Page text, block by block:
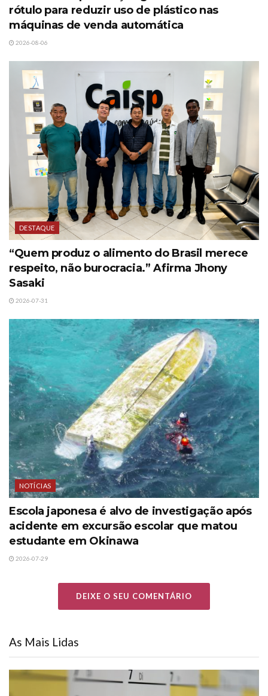
rótulo para reduzir uso de plástico nas
máquinas de venda automática
2026-08-06
DESTAQUE
“Quem produz o alimento do Brasil merece
respeito, não burocracia.” Afirma Jhony
Sasaki
2026-07-31
NOTÍCIAS
Escola japonesa é alvo de investigação após
acidente em excursão escolar que matou
estudante em Okinawa
2026-07-29
DEIXE O SEU COMENTÁRIO
As Mais Lidas